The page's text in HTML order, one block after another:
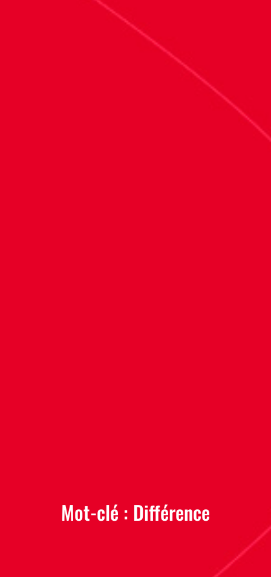
Mot-clé : Différence